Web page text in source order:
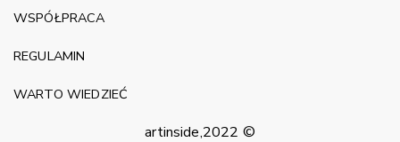
artinside,2022 ©
WSPÓŁPRACA
REGULAMIN
WARTO WIEDZIEĆ